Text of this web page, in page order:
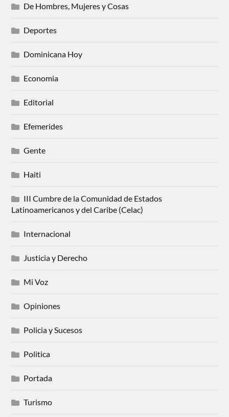
De Hombres, Mujeres y Cosas
Deportes
Dominicana Hoy
Economia
Editorial
Efemerides
Gente
Haiti
III Cumbre de la Comunidad de Estados
Latinoamericanos y del Caribe (Celac)
Internacional
Justicia y Derecho
Mi Voz
Opiniones
Policia y Sucesos
Politica
Portada
Turismo